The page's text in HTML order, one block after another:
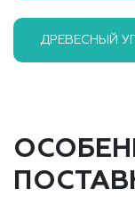
ДРЕВЕСНЫЙ